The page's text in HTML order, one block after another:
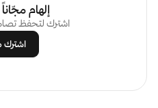
إلهام
اشترك لتحفظ
اشترك